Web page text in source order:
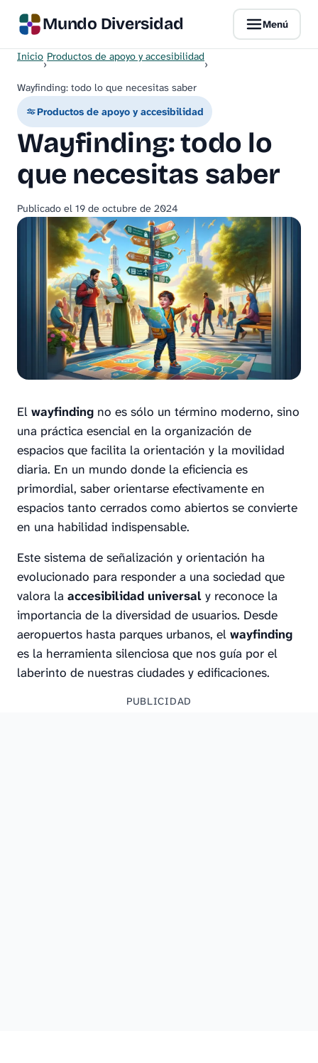
Mundo Diversidad Menú
Inicio
›
Productos de apoyo y accesibilidad
›
Wayfinding: todo lo que necesitas saber
Productos de apoyo y accesibilidad
Wayfinding: todo lo
que necesitas saber
Publicado el 19 de octubre de 2024
El wayfinding no es sólo un término moderno, sino
una práctica esencial en la organización de
espacios que facilita la orientación y la movilidad
diaria. En un mundo donde la eficiencia es
primordial, saber orientarse efectivamente en
espacios tanto cerrados como abiertos se convierte
en una habilidad indispensable.
Este sistema de señalización y orientación ha
evolucionado para responder a una sociedad que
valora la accesibilidad universal y reconoce la
importancia de la diversidad de usuarios. Desde
aeropuertos hasta parques urbanos, el wayfinding
es la herramienta silenciosa que nos guía por el
laberinto de nuestras ciudades y edificaciones.
PUBLICIDAD